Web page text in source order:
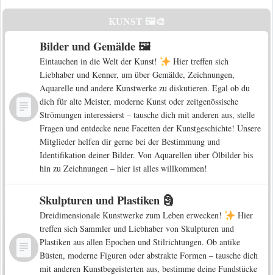
KUNST 🖼️🎨
Bilder und Gemälde 🖼️
Eintauchen in die Welt der Kunst!
Hier treffen sich
Liebhaber und Kenner, um über Gemälde, Zeichnungen,
Aquarelle und andere Kunstwerke zu diskutieren. Egal ob du
dich für alte Meister, moderne Kunst oder zeitgenössische
Strömungen interessierst – tausche dich mit anderen aus, stelle
Fragen und entdecke neue Facetten der Kunstgeschichte! Unsere
Mitglieder helfen dir gerne bei der Bestimmung und
Identifikation deiner Bilder. Von Aquarellen über Ölbilder bis
hin zu Zeichnungen – hier ist alles willkommen!
Skulpturen und Plastiken 🗿
Dreidimensionale Kunstwerke zum Leben erwecken!
Hier
treffen sich Sammler und Liebhaber von Skulpturen und
Plastiken aus allen Epochen und Stilrichtungen. Ob antike
Büsten, moderne Figuren oder abstrakte Formen – tausche dich
mit anderen Kunstbegeisterten aus, bestimme deine Fundstücke